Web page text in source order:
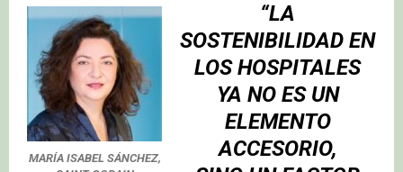
MARÍA ISABEL SÁNCHEZ,
“LA
SOSTENIBILIDAD EN
LOS HOSPITALES
YA NO ES UN
ELEMENTO
ACCESORIO,